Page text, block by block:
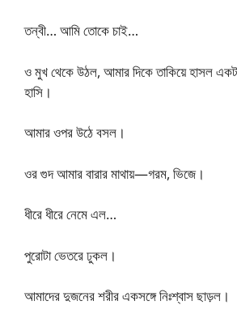
তন্বী… আমি তোকে চাই…
ও মুখ থেকে উঠল, আমার দিকে তাকিয়ে হাসল
হাসি।
আমার ওপর উঠে বসল।
ওর গুদ আমার বারার মাথায়—গরম, ভিজে।
ধীরে ধীরে নেমে এল…
পুরোটা ভেতরে ঢুকল।
আমাদের দুজনের শরীর একসঙ্গে নিঃশ্বাস ছাড়ল।